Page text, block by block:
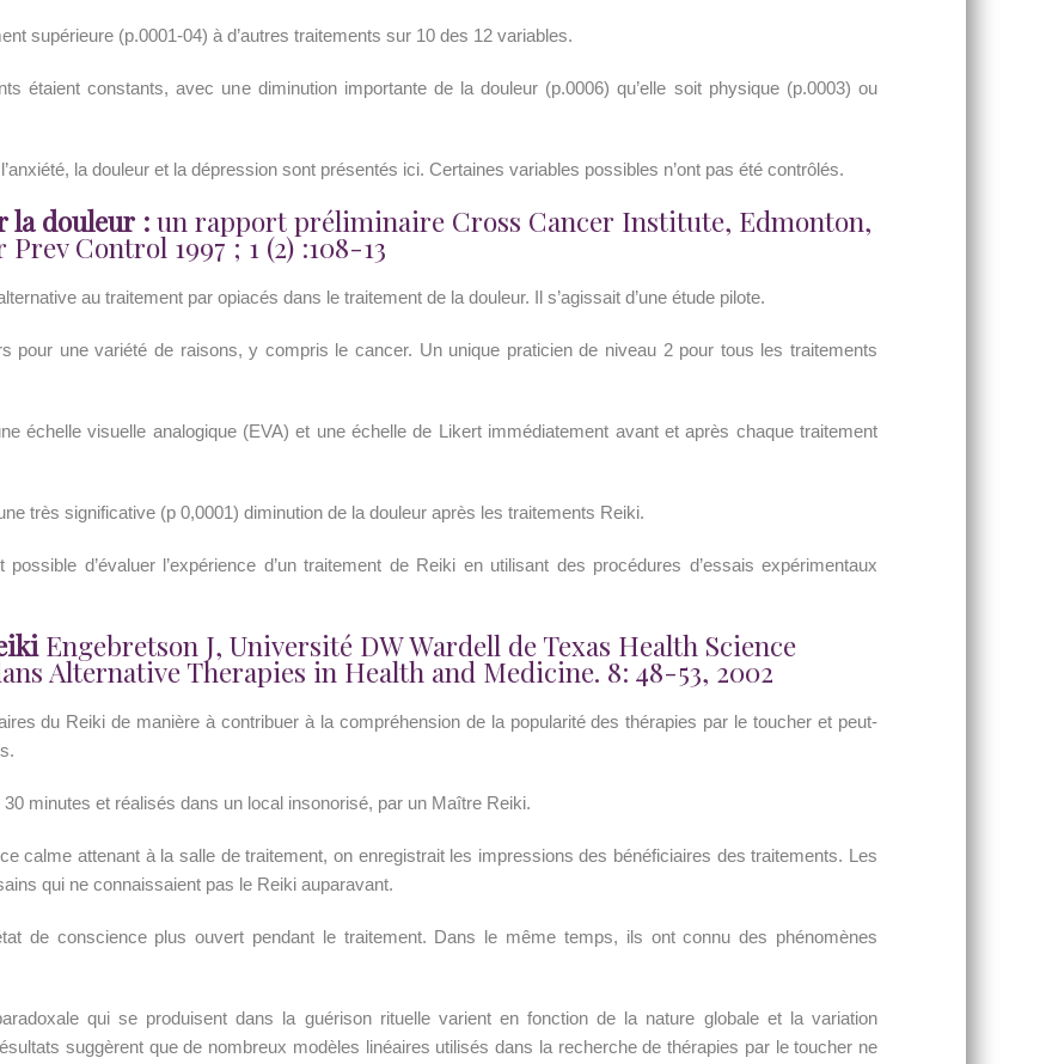
supérieure (p.0001-04) à d’autres traitements sur 10 des 12 variables.
étaient constants, avec une diminution importante de la douleur (p.0006) qu’elle soit physique (p.0003) ou
la douleur et la dépression sont présentés ici. Certaines variables possibles n’ont pas été contrôlés.
la douleur :un rapport préliminaire Cross Cancer Institute, Edmonton,
Control 1997 ; 1 (2) :108-13
au traitement par opiacés dans le traitement de la douleur. Il s’agissait d’une étude pilote.
pour une variété de raisons, y compris le cancer. Un unique praticien de niveau 2 pour tous les traitements
échelle visuelle analogique (EVA) et une échelle de Likert immédiatement avant et après chaque traitement
très significative (p 0,0001) diminution de la douleur après les traitements Reiki.
d’évaluer l’expérience d’un traitement de Reiki en utilisant des procédures d’essais expérimentaux
Engebretson J, Université DW Wardell de Texas Health Science
Alternative Therapies in Health and Medicine. 8: 48-53, 2002
du Reiki de manière à contribuer à la compréhension de la popularité des thérapies par le toucher et peut-
minutes et réalisés dans un local insonorisé, par un Maître Reiki.
calme attenant à la salle de traitement, on enregistrait les impressions des bénéficiaires des traitements. Les
qui ne connaissaient pas le Reiki auparavant.
de conscience plus ouvert pendant le traitement. Dans le même temps, ils ont connu des phénomènes
qui se produisent dans la guérison rituelle varient en fonction de la nature globale et la variation
suggèrent que de nombreux modèles linéaires utilisés dans la recherche de thérapies par le toucher ne